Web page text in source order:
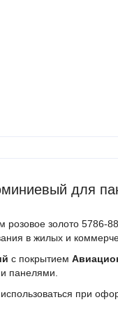
для
золото 5786-
в жилых и
с покрытием
панелями.
при